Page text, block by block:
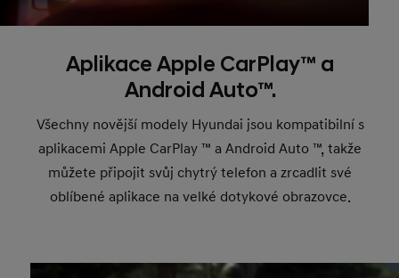
Aplikace Apple CarPlay™ a
Android Auto™.
Všechny novější modely Hyundai jsou kompatibilní s
aplikacemi Apple CarPlay ™ a Android Auto ™, takže
můžete připojit svůj chytrý telefon a zrcadlit své
oblíbené aplikace na velké dotykové obrazovce.